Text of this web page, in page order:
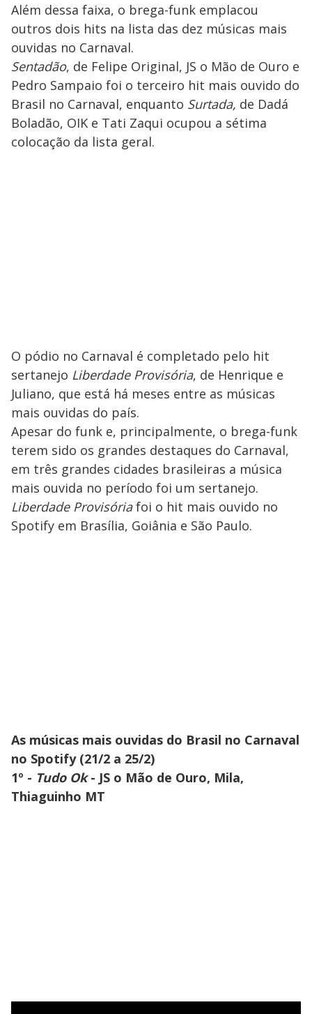
Além dessa faixa, o brega-funk emplacou
outros dois hits na lista das dez músicas mais
ouvidas no Carnaval.
Sentadão, de Felipe Original, JS o Mão de Ouro e
Pedro Sampaio foi o terceiro hit mais ouvido do
Brasil no Carnaval, enquanto Surtada, de Dadá
Boladão, OIK e Tati Zaqui ocupou a sétima
colocação da lista geral.
O pódio no Carnaval é completado pelo hit
sertanejo Liberdade Provisória, de Henrique e
Juliano, que está há meses entre as músicas
mais ouvidas do país.
Apesar do funk e, principalmente, o brega-funk
terem sido os grandes destaques do Carnaval,
em três grandes cidades brasileiras a música
mais ouvida no período foi um sertanejo.
Liberdade Provisóriafoi o hit mais ouvido no
Spotify em Brasília, Goiânia e São Paulo.
As músicas mais ouvidas do Brasil no Carnaval
no Spotify (21/2 a 25/2)
1º - Tudo Ok- JS o Mão de Ouro, Mila,
Thiaguinho MT